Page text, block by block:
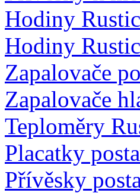
Hodiny
Hodiny
Zapalovače
Zapalovače
Teploměry
Placatky
Přívěsky